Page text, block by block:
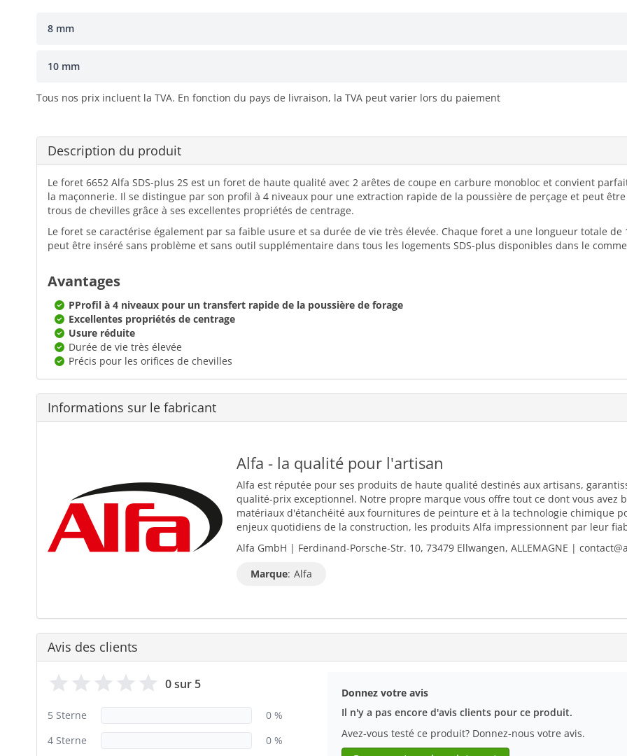
8 mm
10 mm
Tous nos prix incluent la TVA. En fonction du pays de livraison, la TVA peut varier lors du paiement
Description du produit
Le foret 6652 Alfa SDS-plus 2S est un foret de haute qualité avec 2 arêtes de coupe en carbure monobloc et convient
la maçonnerie. Il se distingue par son profil à 4 niveaux pour une extraction rapide de la poussière de perçage et peut
trous de chevilles grâce à ses excellentes propriétés de centrage.
Le foret se caractérise également par sa faible usure et sa durée de vie très élevée. Chaque foret a une longueur totale
peut être inséré sans problème et sans outil supplémentaire dans tous les logements SDS-plus disponibles dans le
Avantages
PProfil à 4 niveaux pour un transfert rapide de la poussière de forage
Excellentes propriétés de centrage
Usure réduite
Durée de vie très élevée
Précis pour les orifices de chevilles
Informations sur le fabricant
Alfa - la qualité pour l'artisan
Alfa est réputée pour ses produits de haute qualité destinés aux artisans,
qualité-prix exceptionnel. Notre propre marque vous offre tout ce dont vous avez
matériaux d'étanchéité aux fournitures de peinture et à la technologie chimique
enjeux quotidiens de la construction, les produits Alfa impressionnent par leur
Alfa GmbH | Ferdinand-Porsche-Str. 10, 73479 Ellwangen, ALLEMAGNE |
Marque: Alfa
Avis des clients
0 sur 5
5 Sterne
0 %
4 Sterne
0 %
Donnez votre avis
Il n'y a pas encore d'avis clients pour ce produit.
Avez-vous testé ce produit? Donnez-nous votre avis.